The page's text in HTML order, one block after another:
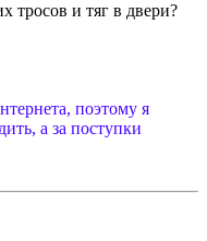
тросов и тяг в двери?
поэтому я
а за поступки